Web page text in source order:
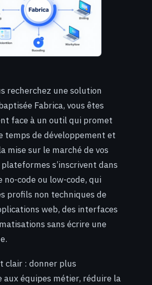
recherchez une solution
Fabrica, vous êtes
face à un outil qui promet
temps de développement et
mise sur le marché de vos
s’inscrivent dans
no-code ou low-code, qui
profils non techniques de
web, des interfaces
sans écrire une
clair : donner plus
aux équipes métier, réduire la